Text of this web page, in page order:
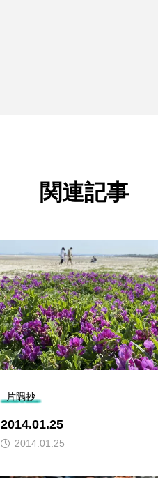
関連記事
片隅抄
2014.01.25
2014.01.25